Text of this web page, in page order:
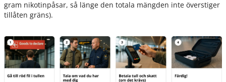
gram nikotinpåsar, så länge den totala mängden inte överstiger
tillåten gräns).